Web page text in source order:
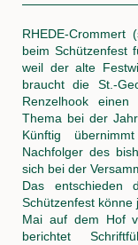
RHEDE-
beim Schützenfest
weil der alte
braucht die St.-
Renzelhook
Thema bei der
Künftig
Nachfolger des
sich bei der
Das entschieden
Schützenfest könne
Mai auf dem Hof
berichtet